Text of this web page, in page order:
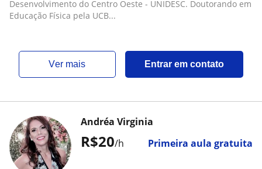
Desenvolvimento do Centro Oeste - UNIDESC. Doutorando em
Educação Física pela UCB...
ver mais Entrar em contato
R$20/h Primeira aula gratuita
Andréa Virginia